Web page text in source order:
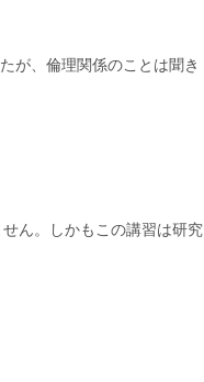
が、倫理関係のことは聞き
ん。しかもこの講習は研究